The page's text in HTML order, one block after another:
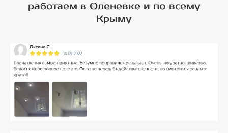
работаем в Оленевке и по всему
Крыму